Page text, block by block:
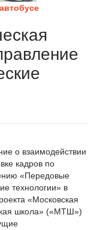
о взаимодействии
кадров по
«Передовые
технологии» в
«Московская
школа» («МТШ»)